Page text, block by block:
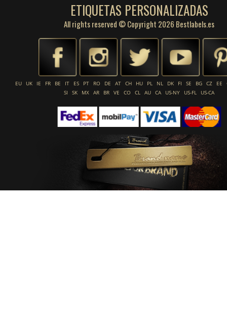
ETIQUETAS PERSONALIZADAS
All rights reserved © Copyright 2026 Bestlabels.es
EU UK IE FR BE IT ES PT RO DE AT CH HU PL NL DK FI SE BG CZ EE
SI
SK MX AR BR VE CO CL AU CA US-NY US-FL US-CA